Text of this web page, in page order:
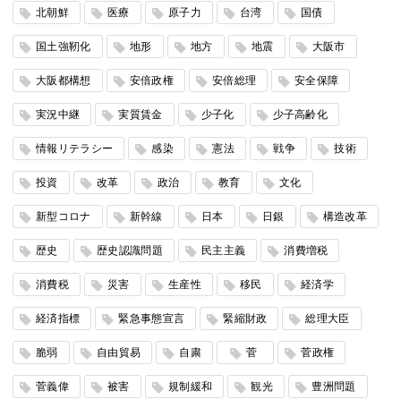
北朝鮮 医療 原子力 台湾 国債
国土強靭化 地形 地方 地震 大阪市
大阪都構想 安倍政権 安倍総理 安全保障
実況中継 実質賃金 少子化 少子高齢化
情報リテラシー 感染 憲法 戦争 技術
投資 改革 政治 教育 文化
新型コロナ 新幹線 日本 日銀 構造改革
歴史 歴史認識問題 民主主義 消費増税
消費税 災害 生産性 移民 経済学
経済指標 緊急事態宣言 緊縮財政 総理大臣
脆弱 自由貿易 自粛 菅 菅政権
菅義偉 被害 規制緩和 観光 豊洲問題